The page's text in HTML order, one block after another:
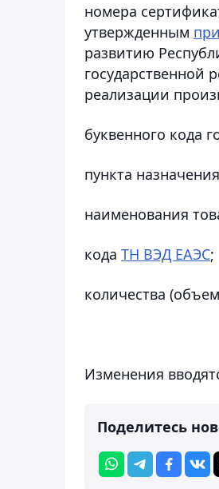
номера
утвержденным
развитию
государственной
реализации
буквенного кода
пункта
наименования
кода ТН ВЭД ЕАЭС;
количества
Изменения
Поделитесь